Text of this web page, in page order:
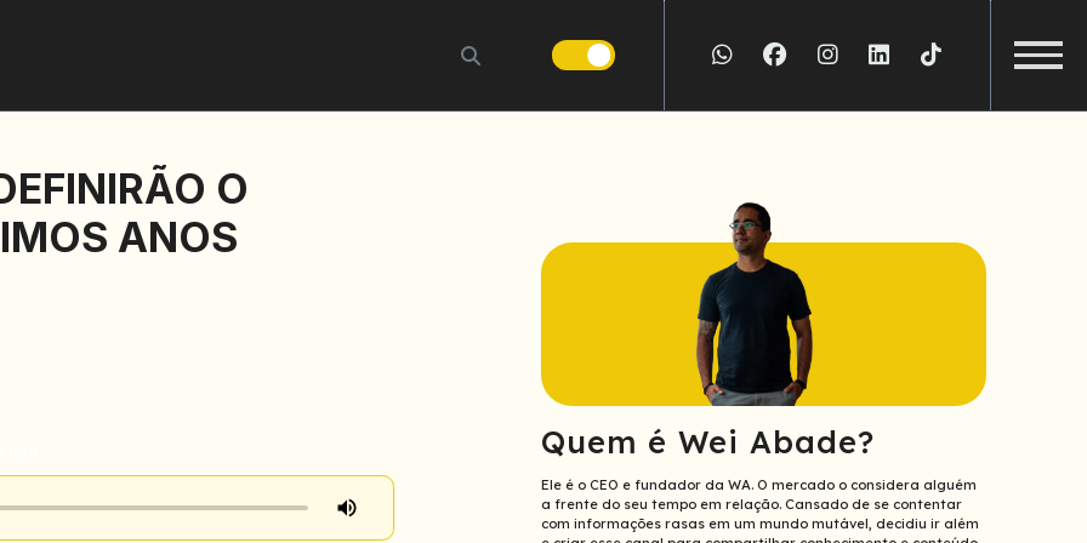
Siga
a
Siga
a
Siga
a
Siga
a
Siga
a
O
ANOS
Quem é Wei Abade?
Ele é o CEO e fundador da WA. O mercado o considera alguém
a frente do seu tempo em relação. Cansado de se contentar
com informações rasas em um mundo mutável, decidiu ir além